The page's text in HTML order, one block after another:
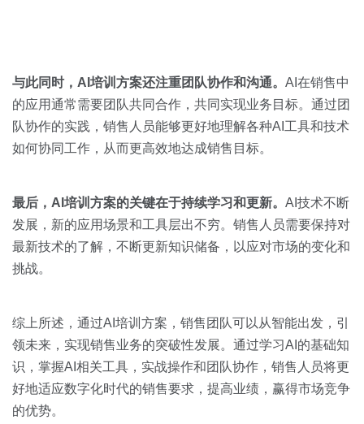
与此同时， AI 培训方案还注重团队协作和沟通。 AI在销售中
的应用通常需要团队共同合作，共同实现业务目标。通过团
队协作的实践，销售人员能够更好地理解各种AI工具和技术
如何协同工作，从而更高效地达成销售目标。
最后， AI 培训方案的关键在于持续学习和更新。 AI技术不断
发展，新的应用场景和工具层出不穷。销售人员需要保持对
最新技术的了解，不断更新知识储备，以应对市场的变化和
挑战。
综上所述，通过AI培训方案，销售团队可以从智能出发，引
领未来，实现销售业务的突破性发展。通过学习AI的基础知
识，掌握AI相关工具，实战操作和团队协作，销售人员将更
好地适应数字化时代的销售要求，提高业绩，赢得市场竞争
的优势。